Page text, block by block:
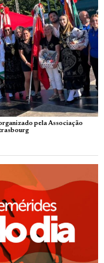
pela Associação